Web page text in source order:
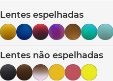
Lentes espelhadas
Lentes não espelhadas